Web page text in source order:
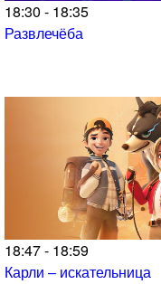
18:30 - 18:35
Развлечёба
18:47 - 18:59
Карли – искательница